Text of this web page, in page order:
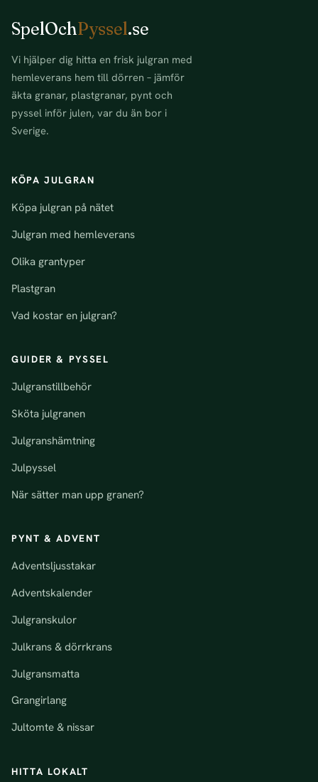
SpelOchPyssel.se
Vi hjälper dig hitta en frisk julgran med
hemleverans hem till dörren – jämför
äkta granar, plastgranar, pynt och
pyssel inför julen, var du än bor i
Sverige.
KÖPA JULGRAN
Köpa julgran på nätet
Julgran med hemleverans
Olika grantyper
Plastgran
Vad kostar en julgran?
GUIDER & PYSSEL
Julgranstillbehör
Sköta julgranen
Julgranshämtning
Julpyssel
När sätter man upp granen?
PYNT & ADVENT
Adventsljusstakar
Adventskalender
Julgranskulor
Julkrans & dörrkrans
Julgransmatta
Grangirlang
Jultomte & nissar
HITTA LOKALT